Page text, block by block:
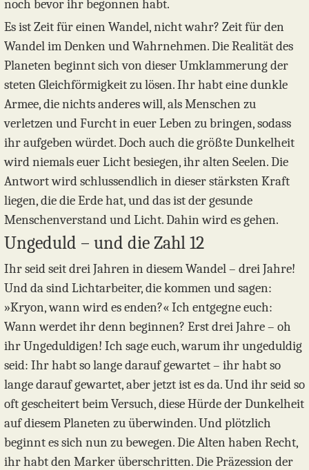
noch bevor ihr begonnen habt.
Es ist Zeit für einen Wandel, nicht wahr? Zeit für den
Wandel im Denken und Wahrnehmen. Die Realität des
Planeten beginnt sich von dieser Umklammerung der
steten Gleichförmigkeit zu lösen. Ihr habt eine dunkle
Armee, die nichts anderes will, als Menschen zu
verletzen und Furcht in euer Leben zu bringen, sodass
ihr aufgeben würdet. Doch auch die größte Dunkelheit
wird niemals euer Licht besiegen, ihr alten Seelen. Die
Antwort wird schlussendlich in dieser stärksten Kraft
liegen, die die Erde hat, und das ist der gesunde
Menschenverstand und Licht. Dahin wird es gehen.
Ungeduld – und die Zahl 12
Ihr seid seit drei Jahren in diesem Wandel – drei Jahre!
Und da sind Lichtarbeiter, die kommen und sagen:
»Kryon, wann wird es enden?« Ich entgegne euch:
Wann werdet ihr denn beginnen? Erst drei Jahre – oh
ihr Ungeduldigen! Ich sage euch, warum ihr ungeduldig
seid: Ihr habt so lange darauf gewartet – ihr habt so
lange darauf gewartet, aber jetzt ist es da. Und ihr seid so
oft gescheitert beim Versuch, diese Hürde der Dunkelheit
auf diesem Planeten zu überwinden. Und plötzlich
beginnt es sich nun zu bewegen. Die Alten haben Recht,
ihr habt den Marker überschritten. Die Präzession der